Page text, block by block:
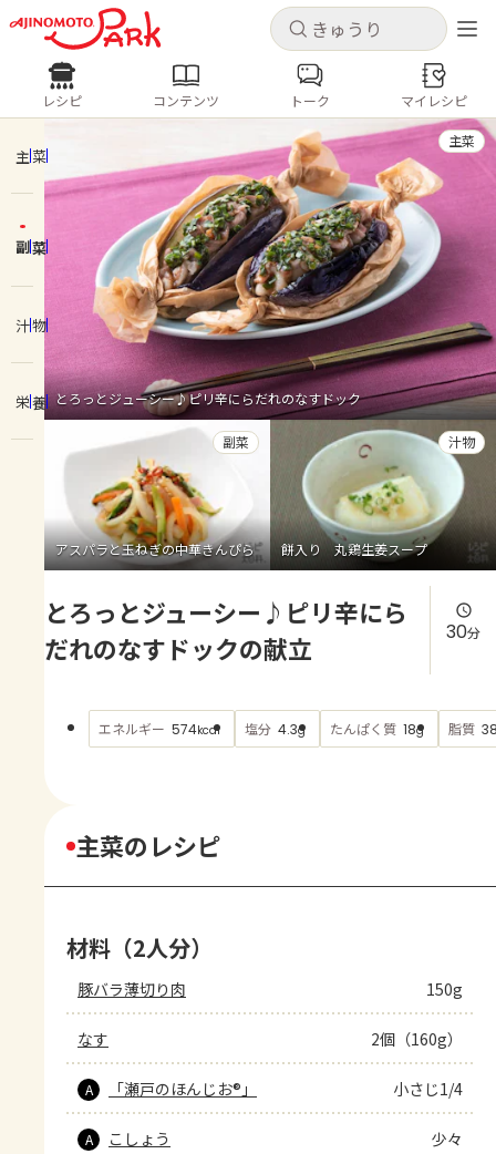
キャンセル
ログインするとレシピを保存できます
ログイン 新規登録
ホーム
コンテンツ
レシピ
トーク
よくあるお問い合わせ
お買い物
AJINOMOTO PARK とは
キャンセル
レシピ コンテンツ
人気の食材・レシピ
きゅうり なす トマト
とうもろこし
ピーマン
みょうが ゴーヤ
レシピ コンテンツ トーク マイレシピ
主菜
副菜
汁物
栄養 とろっとジューシー♪ピリ辛にらだれのなすドック
主菜
アスパラと玉ねぎの中華きんぴら
副菜
餅入り 丸鶏生姜スープ
汁物
とろっとジューシー♪ピリ辛にら
だれのなすドックの献立
30分
エネルギー 574kcal 塩分 4.3g たんぱく質 18g 脂質
主菜のレシピ
材料（2人分）
豚バラ薄切り肉 150g
なす 2個（160g）
A 「瀬戸のほんじお®」 小さじ1/4
A こしょう 少々